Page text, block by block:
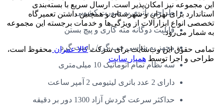
طراحی باتری به صورت کشویی
قابلیت دوگانه مته کاری و پیچ بستن
مجهز به شاسی چپ گرد/ راست گرد
سه نظام تمام اتوماتیک 10 میلی‌متری
دارای 2 عدد باتری لیتیومی 2 آمپر ساعت
حداکثر سرعت گردش آزاد 1300 دور بر دقیقه
این مجموعه نیز امکان‌پذیر است. ارسال سریع با بسته‌بندی
استاندارد برای تهران و شهرستان و همچنین داشتن تعمیرگاه
تخصصی انواع ابزارآلات از ویژگی‌ها و خدمات برجسته این مجموعه
به شمار می‌رود.
تمامی حقوق این وب‌سایت برای شرکتکالا عمران محفوظ است،
طراحی و اجرا توسط همیار سایت